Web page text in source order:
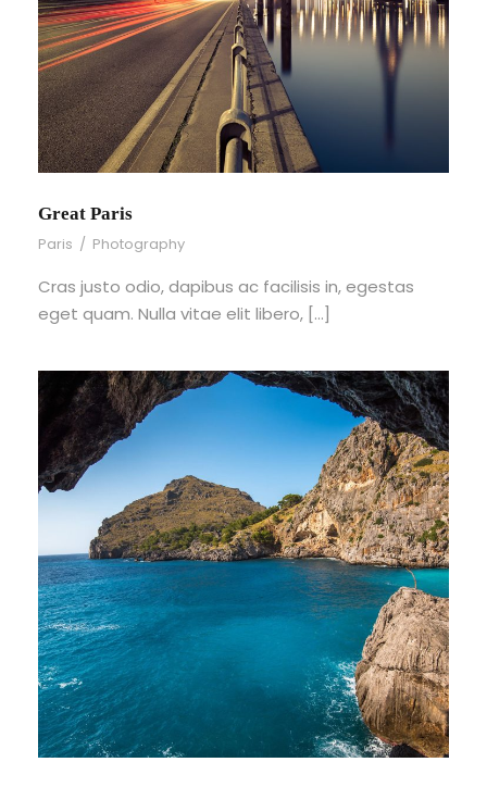
Great Paris
Paris / Photography
Cras justo odio, dapibus ac facilisis in, egestas
eget quam. Nulla vitae elit libero, […]